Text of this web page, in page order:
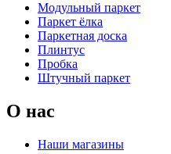
Модульный паркет
Паркет ёлка
Паркетная доска
Плинтус
Пробка
Штучный паркет
О нас
Наши магазины